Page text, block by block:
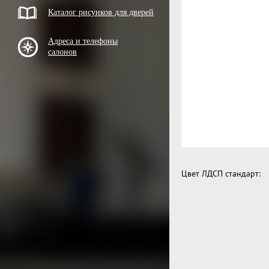
Каталог рисунков для дверей
Адреса и телефоны
салонов
Цвет ЛДСП стандарт: